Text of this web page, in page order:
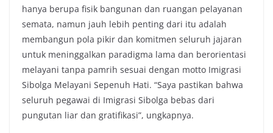
hanya berupa fisik bangunan dan ruangan pelayanan
semata, namun jauh lebih penting dari itu adalah
membangun pola pikir dan komitmen seluruh jajaran
untuk meninggalkan paradigma lama dan berorientasi
melayani tanpa pamrih sesuai dengan motto Imigrasi
Sibolga Melayani Sepenuh Hati. “Saya pastikan bahwa
seluruh pegawai di Imigrasi Sibolga bebas dari
pungutan liar dan gratifikasi”, ungkapnya.